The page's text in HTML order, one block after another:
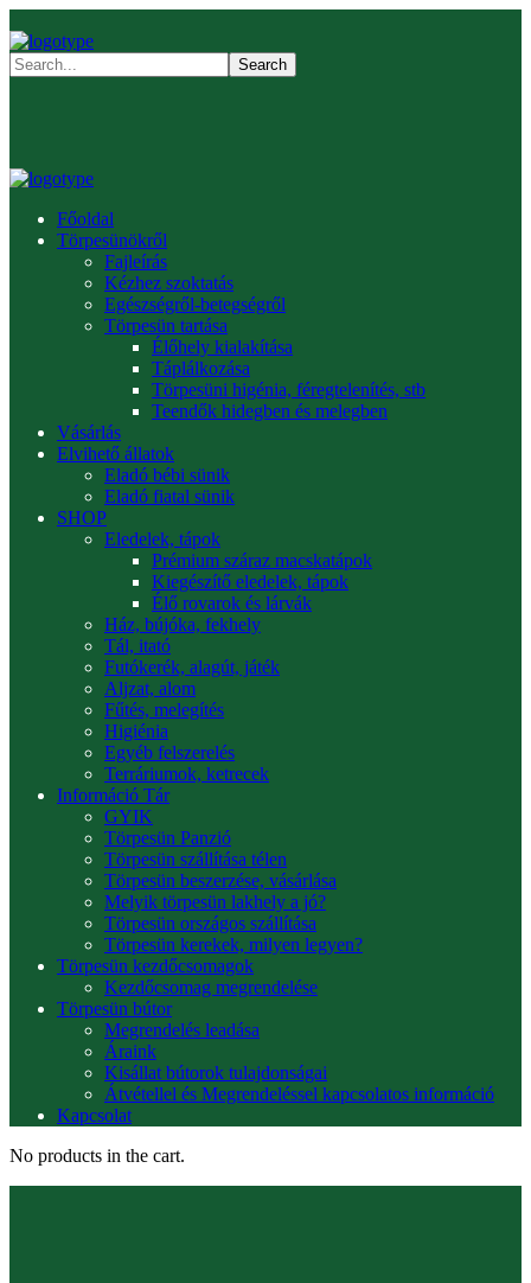
Főoldal
Törpesünökről
Fajleírás
Kézhez szoktatás
Egészségről-betegségről
Törpesün tartása
Élőhely kialakítása
Táplálkozása
Törpesüni higénia, féregtelenítés, stb
Teendők hidegben és melegben
Vásárlás
Elvihető állatok
Eladó bébi sünik
Eladó fiatal sünik
SHOP
Eledelek, tápok
Prémium száraz macskatápok
Kiegészítő eledelek, tápok
Élő rovarok és lárvák
Ház, bújóka, fekhely
Tál, itató
Futókerék, alagút, játék
Aljzat, alom
Fűtés, melegítés
Higiénia
Egyéb felszerelés
Terráriumok, ketrecek
Információ Tár
GYIK
Törpesün Panzió
Törpesün szállítása télen
Törpesün beszerzése, vásárlása
Melyik törpesün lakhely a jó?
Törpesün országos szállítása
Törpesün kerekek, milyen legyen?
Törpesün kezdőcsomagok
Kezdőcsomag megrendelése
Törpesün bútor
Megrendelés leadása
Áraink
Kisállat bútorok tulajdonságai
Átvétellel és Megrendeléssel kapcsolatos információ
Kapcsolat
No products in the cart.